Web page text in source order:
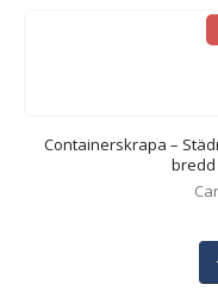
Containerskrapa –
bredd